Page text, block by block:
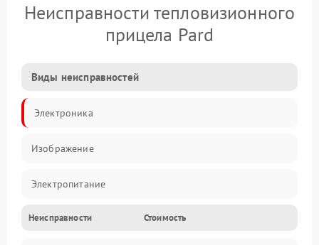
Неисправности тепловизионного
прицела Pard
Виды неисправностей
Электроника
Изображение
Электропитание
Измерения
Неисправности Стоимость